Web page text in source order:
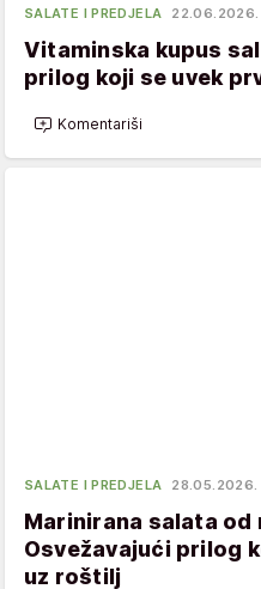
SALATE I PREDJELA 22.06.2026.
Vitaminska kupus
prilog koji se uvek
Komentariši
SALATE I PREDJELA 28.05.2026.
Marinirana salata
Osvežavajući prilog
uz roštilj